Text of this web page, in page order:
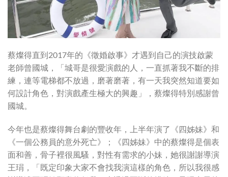
蔡燦得直到2017年的《徵婚啟事》才遇到自己的演技啟蒙
老師曾國城，「城哥是很愛演戲的人，一直抓著我不斷的排
練，連等電梯都不放過，磨著磨著，有一天我突然知道要如
何設計角色，對演戲產生極大的興趣」，蔡燦得特別感謝曾
國城。
今年也是蔡燦得舞台劇的豐收年，上半年演了《四姊妹》和
《一個公務員的意外死亡》；《四姊妹》中的蔡燦得是個表
面和善，骨子裡很風騷，對性有需求的小妹，她很謝謝導演
王琄，「既定印象大家不會找我演這樣的角色，所以我很感